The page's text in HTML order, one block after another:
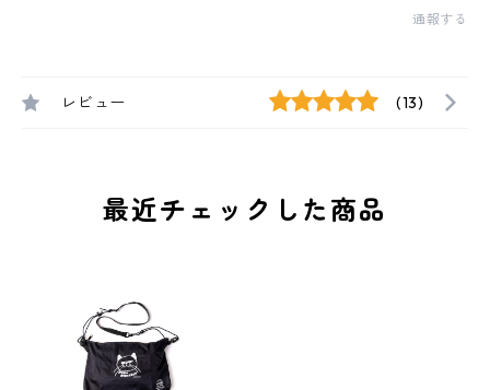
通報する
レビュー (13)
最近チェックした商品